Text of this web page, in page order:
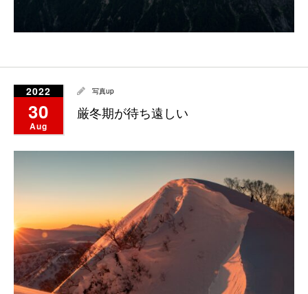
2022
30
Aug
写真up
厳冬期が待ち遠しい